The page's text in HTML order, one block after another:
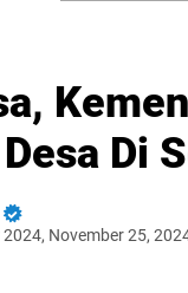
Di
November 25,